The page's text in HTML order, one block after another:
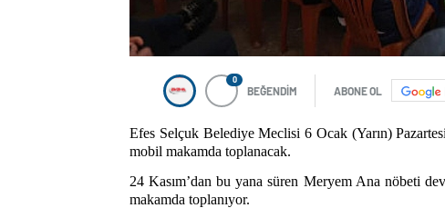
0
BEĞENDİM ABONE OL
Efes Selçuk Belediye Meclisi 6 Ocak (Yarın)
mobil makamda toplanacak.
24 Kasım’dan bu yana süren Meryem Ana nöbeti
makamda toplanıyor.